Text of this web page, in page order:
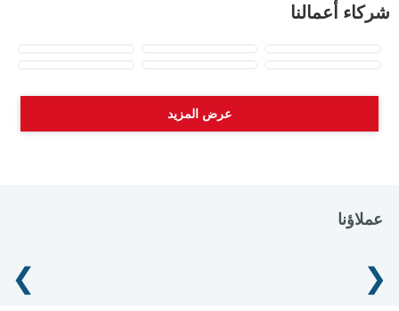
شركاء أعمالنا
عرض المزيد
عملاؤنا
❮
❯